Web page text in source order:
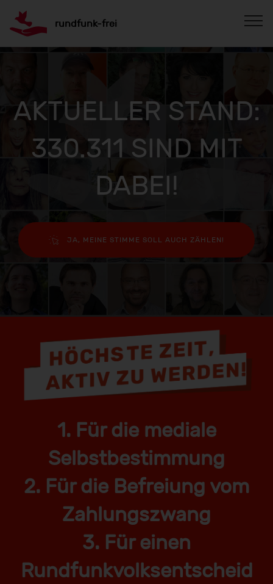
rundfunk-frei
AKTUELLER STAND:
330.311 SIND MIT
DABEI!
JA, MEINE STIMME SOLL AUCH ZÄHLEN!
1. Für die mediale
Selbstbestimmung
2. Für die Befreiung vom
Zahlungszwang
3. Für einen
Rundfunkvolksentscheid